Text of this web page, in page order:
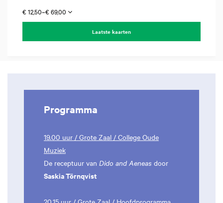
€ 12,50–€ 69,00
Laatste kaarten
Programma
19.00 uur / Grote Zaal / College Oude
Muziek
De receptuur van Dido and Aeneas door
Saskia Törnqvist